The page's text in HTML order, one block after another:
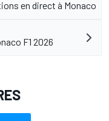
en direct à Monaco
F1 2026